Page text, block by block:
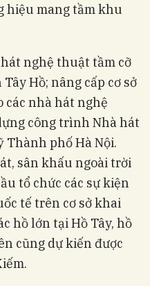
hiệu mang tầm khu
nghệ thuật tầm cỡ
Hồ; nâng cấp cơ sở
nhà hát nghệ
công trình Nhà hát
Thành phố Hà Nội.
sân khấu ngoài trời
tổ chức các sự kiện
tế trên cơ sở khai
hồ lớn tại Hồ Tây, hồ
cũng dự kiến được